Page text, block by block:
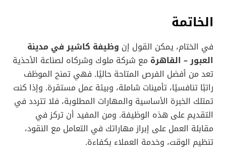
الخاتمة
في الختام، يمكن القول إن وظيفة كاشير في مدينة
العبور – القاهرة مع شركة ملوك وشركاه لصناعة الأحذية
تعد من أفضل الفرص المتاحة حاليًا. فهي تمنح الموظف
راتبًا تنافسيًا، تأمينات شاملة، وبيئة عمل مستقرة. وإذا كنت
تمتلك الخبرة الأساسية والمهارات المطلوبة، فلا تتردد في
التقديم على هذه الوظيفة. ومن المفيد أن تركز في
مقابلة العمل على إبراز مهاراتك في التعامل مع النقود،
تنظيم الوقت، وخدمة العملاء بكفاءة.